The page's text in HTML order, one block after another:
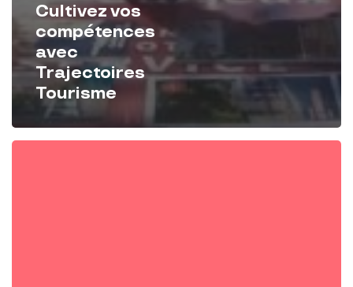
Cultivez vos
compétences
avec
Trajectoires
Tourisme